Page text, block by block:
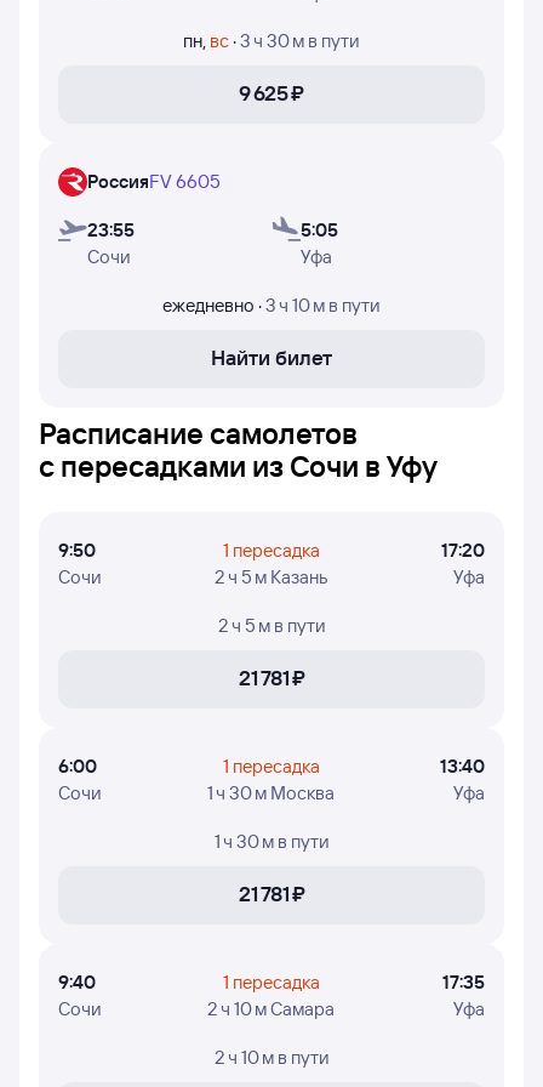
Россия осуществляют полёты.
пн, вс ·3 ч 30 м в пути
9 ⁠625 ⁠₽
РоссияFV 6605
23:55
Сочи
5:05
Уфа
ежедневно ·3 ч 10 м в пути
Найти билет
Расписание самолетов
с пересадками из Сочи в Уфу
9:50
Сочи
1 пересадка
2 ч 5 м Казань
17:20
Уфа
2 ч 5 м в пути
21 ⁠781 ⁠₽
6:00
Сочи
1 пересадка
1 ч 30 м Москва
13:40
Уфа
1 ч 30 м в пути
21 ⁠781 ⁠₽
9:40
Сочи
1 пересадка
2 ч 10 м Самара
17:35
Уфа
2 ч 10 м в пути